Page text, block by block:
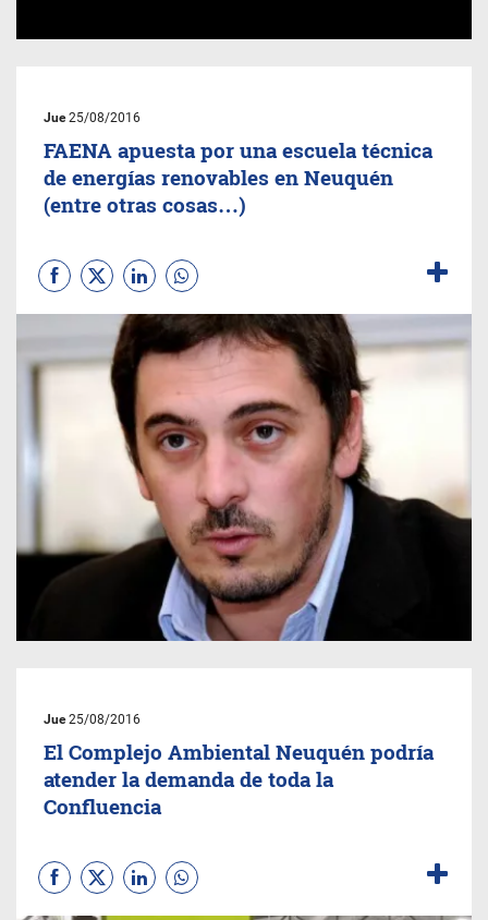
Jue25/08/2016
FAENA apuesta por una escuela técnica
de energías renovables en Neuquén
(entre otras cosas…)
Jue25/08/2016
El Complejo Ambiental Neuquén podría
atender la demanda de toda la
Confluencia